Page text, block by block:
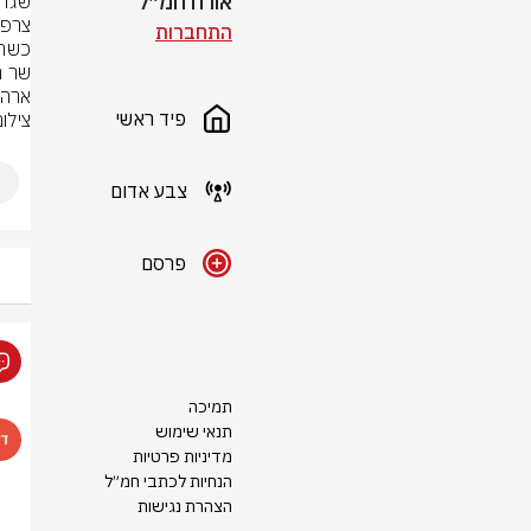
התחברות
פיד ראשי
צבע אדום
פרסם
תמיכה
תנאי שימוש
מדיניות פרטיות
הנחיות לכתבי חמ״ל
הצהרת נגישות